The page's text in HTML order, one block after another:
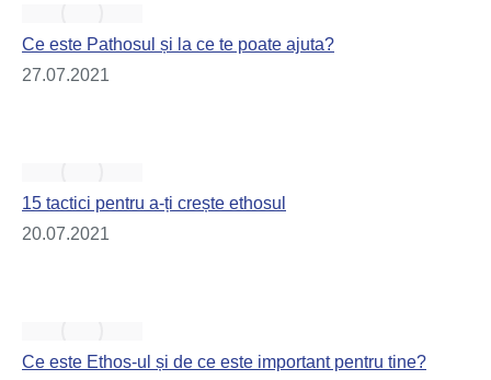
Ce este Pathosul și la ce te poate ajuta?
27.07.2021
15 tactici pentru a-ți crește ethosul
20.07.2021
Ce este Ethos-ul și de ce este important pentru tine?